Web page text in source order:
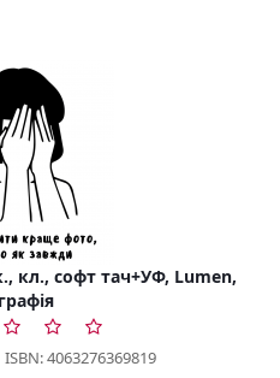
кл., софт тач+УФ, Lumen,
ISBN: 4063276369819